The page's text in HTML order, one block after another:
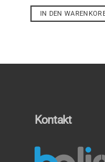
IN DEN
Kontakt